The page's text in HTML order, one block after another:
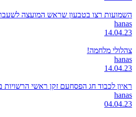
השמועות רצו בטבעון שראש המועצה
hanas
14.04.23
צהלולי מלחמה!
hanas
14.04.23
ראיון לכבוד חג הפסחעם זקן ראשי
hanas
04.04.23